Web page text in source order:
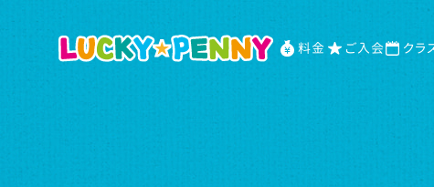
料金 ご入会 クラ